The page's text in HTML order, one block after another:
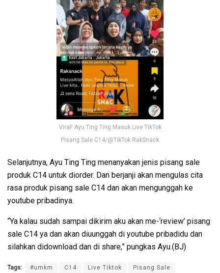
Viral! Ayu Ting Ting Masuk Live TikTok
Pisang Sale C14/@TikTok RakSnack
Selanjutnya, Ayu Ting Ting menanyakan jenis pisang sale
produk C14 untuk diorder. Dan berjanji akan mengulas cita
rasa produk pisang sale C14 dan akan mengunggah ke
youtube pribadinya.
“Ya kalau sudah sampai dikirim aku akan me-‘review’ pisang
sale C14 ya dan akan diuunggah di youtube pribadidu dan
silahkan didownload dan di share,” pungkas Ayu.(BJ)
Tags: #umkm C14 Live Tiktok Pisang Sale